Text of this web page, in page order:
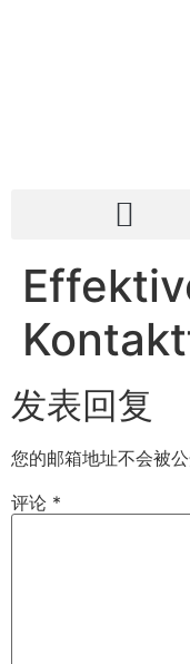
发表回复
您的邮箱地址不会被公
评论 *